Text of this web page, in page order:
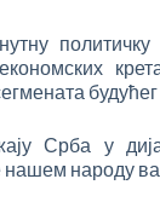
Срба у
народу